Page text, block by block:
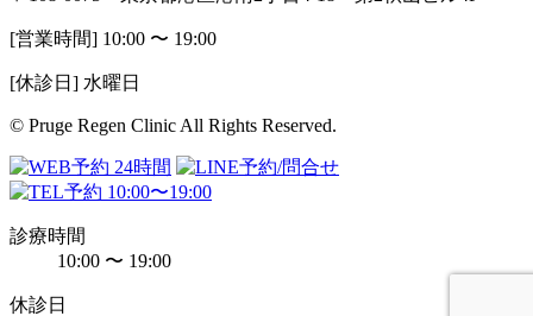
[営業時間] 10:00 〜 19:00
[休診日] 水曜日
© Pruge Regen Clinic All Rights Reserved.
診療時間
10:00 〜 19:00
休診日